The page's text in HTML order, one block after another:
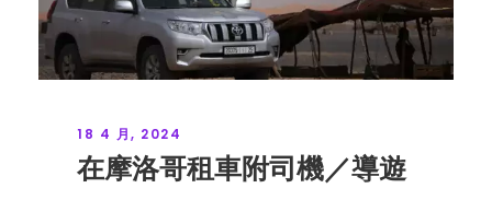
18 4 月, 2024
在摩洛哥租車附司機／導遊